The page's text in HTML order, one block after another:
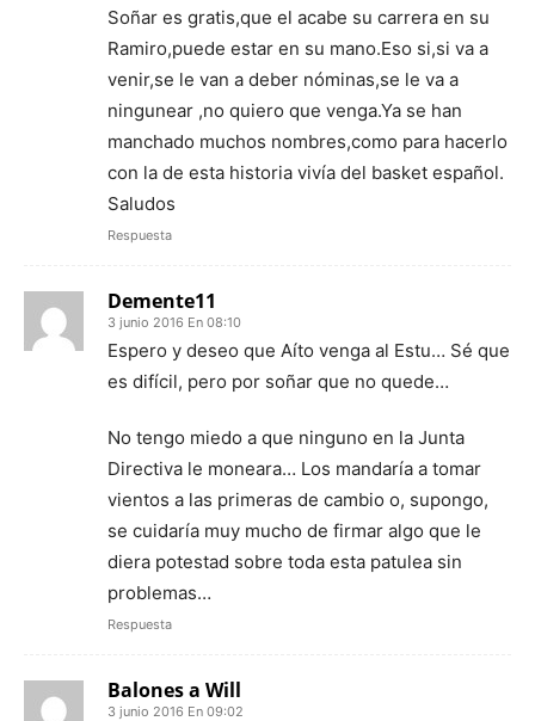
Soñar es gratis,que el acabe su carrera en su
Ramiro,puede estar en su mano.Eso si,si va a
venir,se le van a deber nóminas,se le va a
ningunear ,no quiero que venga.Ya se han
manchado muchos nombres,como para hacerlo
con la de esta historia vivía del basket español.
Saludos
Respuesta
Demente11
3 junio 2016 En 08:10
Espero y deseo que Aíto venga al Estu… Sé que
es difícil, pero por soñar que no quede…
No tengo miedo a que ninguno en la Junta
Directiva le moneara… Los mandaría a tomar
vientos a las primeras de cambio o, supongo,
se cuidaría muy mucho de firmar algo que le
diera potestad sobre toda esta patulea sin
problemas…
Respuesta
Balones a Will
3 junio 2016 En 09:02